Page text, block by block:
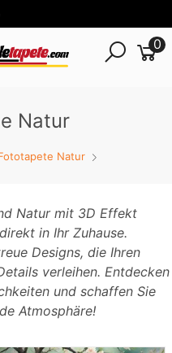
0
Natur
Natur
Natur mit 3D Effekt
in Ihr Zuhause.
Designs, die Ihren
verleihen. Entdecken
und schaffen Sie
Atmosphäre!